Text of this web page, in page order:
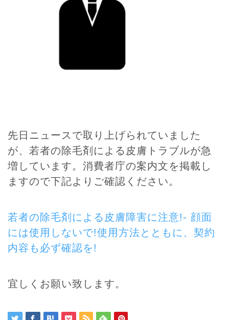
先日ニュースで取り上げられていました
が、若者の除毛剤による皮膚トラブルが急
増しています。消費者庁の案内文を掲載し
ますので下記よりご確認ください。
若者の除毛剤による皮膚障害に注意!- 顔面
には使用しないで!使用方法とともに、契約
内容も必ず確認を!
宜しくお願い致します。